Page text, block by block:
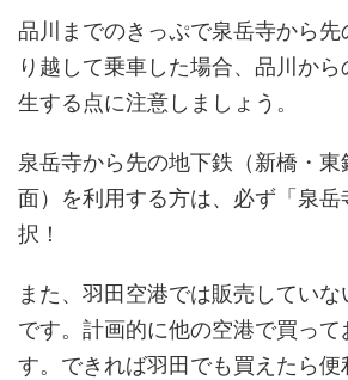
品川までのきっぷで泉岳寺から
り越して乗車した場合、品川か
生する点に注意しましょう。
泉岳寺から先の地下鉄（新橋・
面）を利用する方は、必ず「泉岳
択！
また、羽田空港では販売してい
です。計画的に他の空港で買って
す。できれば羽田でも買えたら便